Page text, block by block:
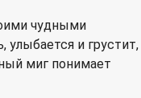
чудными
улыбается и грустит,
миг понимает